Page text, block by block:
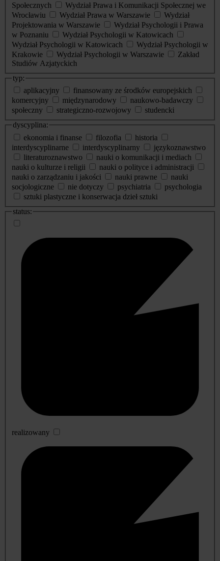
Społecznych
Wydział Prawa i Komunikacji Społecznej we
Wrocławiu
Wydział Prawa w Warszawie
Wydział
Projektowania w Warszawie
Wydział Psychologii i Prawa
w Poznaniu
Wydział Psychologii w Katowicach
Wydział Psychologii w Katowicach
Wydział Psychologii w
Krakowie
Wydział Psychologii w Warszawie
Zakład
Studiów Azjatyckich
typ:
aplikacyjny
finansowany ze środków europejskich
komercyjny
międzynarodowy
naukowo-badawczy
społeczny
strategiczno-rozwojowy
studencki
dyscyplina:
ekonomia i finanse
filozofia
historia
interdyscyplinarne
interdyscyplinarny
językoznawstwo
literaturoznawstwo
nauki o komunikacji i mediach
nauki o kulturze i religii
nauki o polityce i administracji
nauki o zarządzaniu i jakości
nauki prawne
nauki
socjologiczne
nie dotyczy psychiatria
psychologia
sztuki plastyczne i konserwacja dzieł sztuki
status:
realizowany